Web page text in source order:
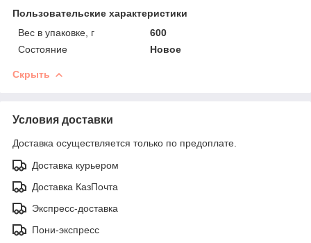
Пользовательские характеристики
Вес в упаковке, г
600
Состояние
Новое
Скрыть
Условия доставки
Доставка осуществляется только по предоплате.
Доставка курьером
Доставка КазПочта
Экспресс-доставка
Пони-экспресс